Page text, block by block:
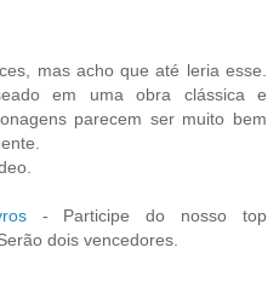
mas acho que até leria esse.
em uma obra clássica e
parecem ser muito bem
- Participe do nosso top
dois vencedores.